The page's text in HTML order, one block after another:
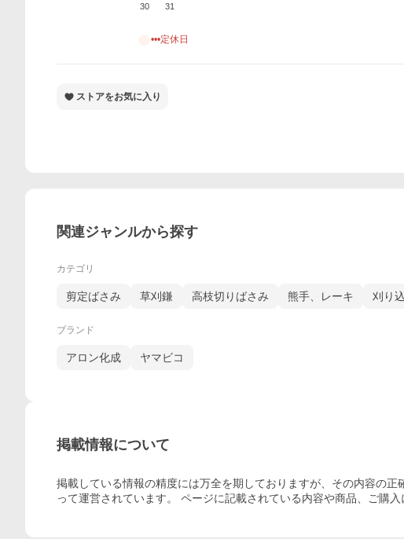
30 31
•••定休日
ストアをお気に入り
関連ジャンルから探す
カテゴリ
剪定ばさみ 草刈鎌 高枝切りばさみ 熊手、レーキ 刈り
ブランド
アロン化成 ヤマビコ
掲載情報について
掲載している情報の精度には万全を期しておりますが、その内容の
って運営されています。 ページに記載されている内容や商品、ご購入